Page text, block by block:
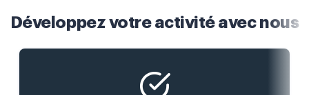
Développez votre activité avec nous